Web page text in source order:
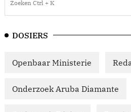
DOSIERS
Openbaar Ministerie
Onderzoek Aruba Diamante